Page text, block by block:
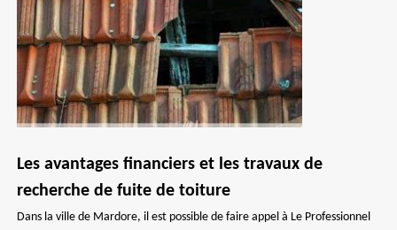
Les avantages financiers et les travaux de
recherche de fuite de toiture
Dans la ville de Mardore, il est possible de faire appel à Le Professionnel